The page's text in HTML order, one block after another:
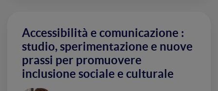
Accessibilità e comunicazione :
studio, sperimentazione e nuove
prassi per promuovere
inclusione sociale e culturale